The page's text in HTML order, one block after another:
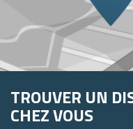
TROUVER UN
CHEZ VOUS